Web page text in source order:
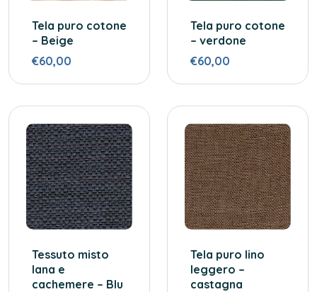
Tela puro cotone
– Beige
€60,00
Tela puro cotone
– verdone
€60,00
Tessuto misto
lana e
cachemere – Blu
Tela puro lino
leggero –
castagna